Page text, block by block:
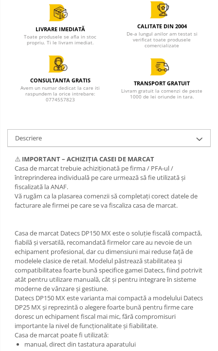
LIVRARE IMEDIATĂ
Toate produsele se afla in stoc
propriu. Ti le livram imediat.
CALITATE DIN 2004
De-a lungul anilor am testat si
verificat toate produsele
comercializate
CONSULTANTA GRATIS
Avem un numar dedicat la care iti
raspundem la orice intrebare:
0774557823
TRANSPORT GRATUIT
Livram gratuit la comenzi de peste
1000 de lei oriunde in tara.
Descriere
⚠️ IMPORTANT – ACHIZIȚIA CASEI DE MARCAT
Casa de marcat trebuie achiziționată pe firma / PFA-ul /
întreprinderea individuală pe care urmează să fie utilizată și
fiscalizată la ANAF.
Vă rugăm ca la plasarea comenzii să completați corect datele de
facturare ale firmei pe care se va fiscaliza casa de marcat.
Casa de marcat Datecs DP150 MX este o soluție fiscală compactă,
fiabilă și versatilă, recomandată firmelor care au nevoie de un
echipament profesional, dar cu dimensiuni mai reduse față de
modelele clasice de retail. Modelul păstrează stabilitatea și
compatibilitatea foarte bună specifice gamei Datecs, fiind potrivit
atât pentru utilizare manuală, cât și pentru integrare în sisteme
moderne de vânzare și gestiune.
Datecs DP150 MX este varianta mai compactă a modelului Datecs
DP25 MX și reprezintă o alegere foarte bună pentru firme care
doresc un echipament fiscal mai mic, fără compromisuri
importante la nivel de funcționalitate și fiabilitate.
Casa de marcat poate fi utilizată:
manual, direct din tastatura aparatului